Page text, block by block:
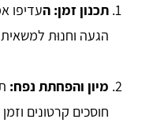
תכנון זמן: העדיפו
הגעה וחנוּת
מיון והפחתת נפח:
חוסכים קרטונים